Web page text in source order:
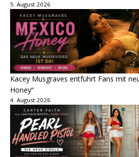
5. August 2026
Kacey Musgraves entführt Fans mit
Honey“
4. August 2026